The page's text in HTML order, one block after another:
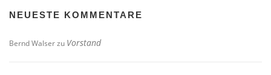
NEUESTE KOMMENTARE
Bernd Walserzu Vorstand